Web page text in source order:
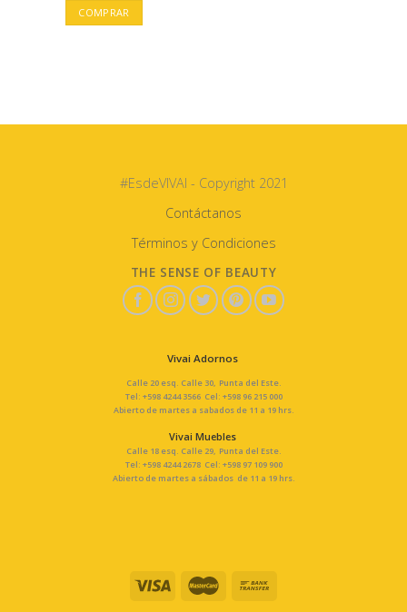
COMPRAR
#EsdeVIVAI - Copyright 2021
Contáctanos
Términos y Condiciones
THE SENSE OF BEAUTY
Vivai Adornos
Calle 20 esq. Calle 30, Punta del Este.
Tel: +598 4244 3566 Cel: +598 96 215 000
Abierto de martes a sabados de 11 a 19 hrs.
Vivai Muebles
Calle 18 esq. Calle 29, Punta del Este.
Tel: +598 4244 2678 Cel: +598 97 109 900
Abierto de martes a sábados de 11 a 19 hrs.